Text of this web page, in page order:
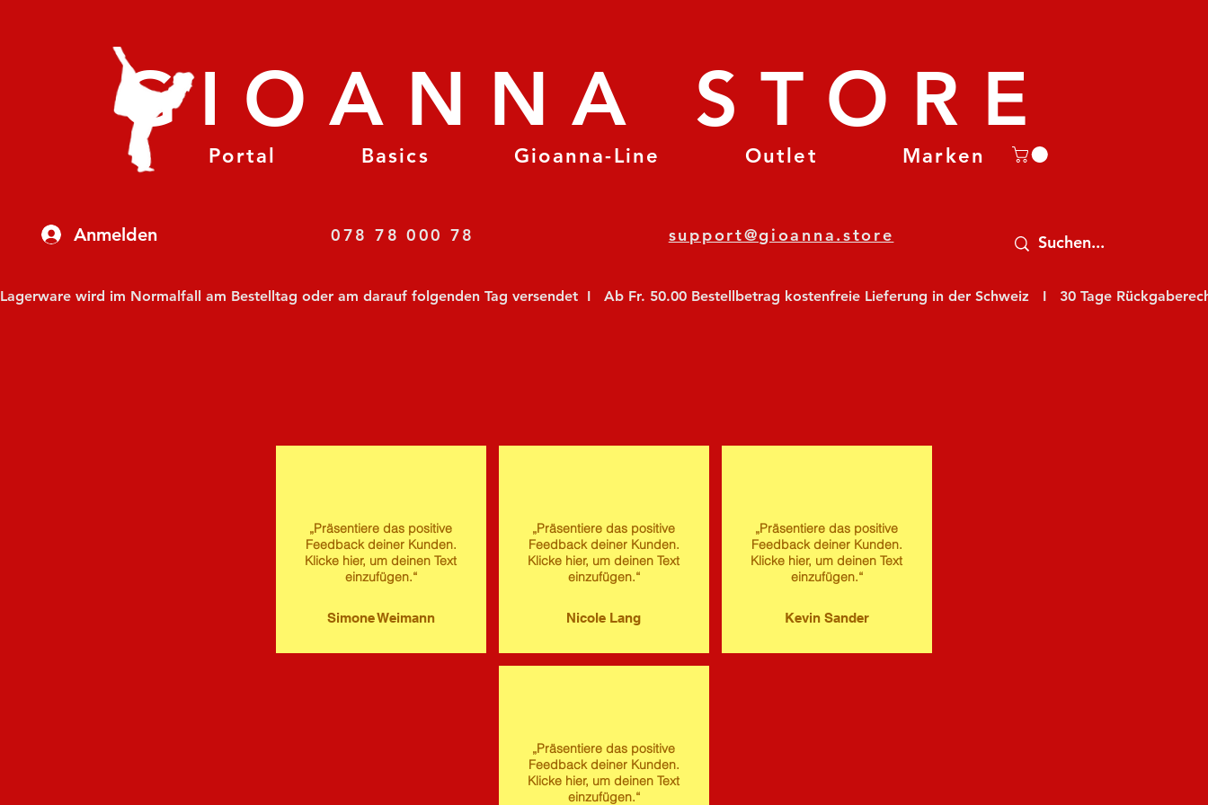
Anmelden
Portal Basics Gioanna-Line Outlet Marken
GIOANNA STORE
078 78 000 78 support@gioanna.store
Lagerware wird im Normalfall am Bestelltag oder am darauf folgenden Tag versendet  I   Ab Fr. 50.00 Bestellbetrag kostenfreie Lieferung in der Schweiz   I   30 Tage
„Präsentiere das positive
Feedback deiner Kunden.
Klicke hier, um deinen Text
einzufügen.“
Simone Weimann
„Präsentiere das positive
Feedback deiner Kunden.
Klicke hier, um deinen Text
einzufügen.“
Nicole Lang
„Präsentiere das positive
Feedback deiner Kunden.
Klicke hier, um deinen Text
einzufügen.“
Kevin Sander
„Präsentiere das positive
Feedback deiner Kunden.
Klicke hier, um deinen Text
einzufügen.“